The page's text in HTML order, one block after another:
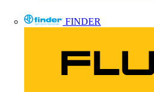
FINDER